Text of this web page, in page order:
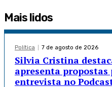
Mais lidos
Política 7 de agosto de 2026
Silvia Cristina
apresenta propostas
entrevista no